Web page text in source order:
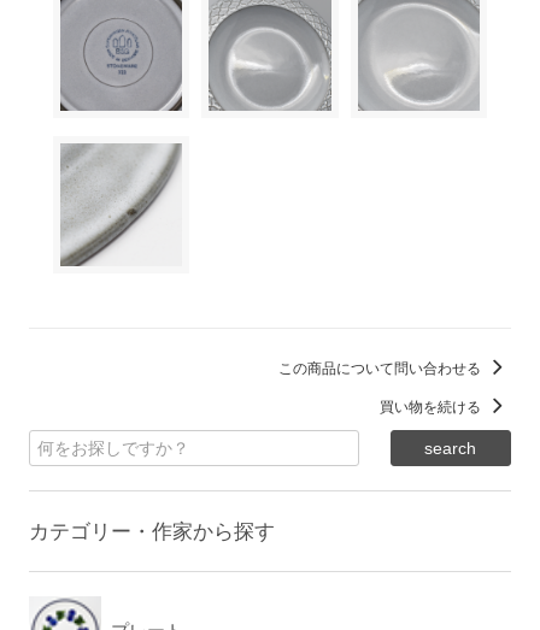
この商品について問い合わせる
買い物を続ける
カテゴリー・作家から探す